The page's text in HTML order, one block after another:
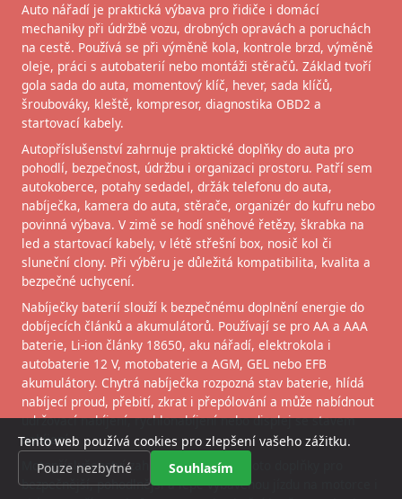
Auto nářadí je praktická výbava pro řidiče i domácí
mechaniky při údržbě vozu, drobných opravách a poruchách
na cestě. Používá se při výměně kola, kontrole brzd, výměně
oleje, práci s autobaterií nebo montáži stěračů. Základ tvoří
gola sada do auta, momentový klíč, hever, sada klíčů,
šroubováky, kleště, kompresor, diagnostika OBD2 a
startovací kabely.
Autopříslušenství zahrnuje praktické doplňky do auta pro
pohodlí, bezpečnost, údržbu i organizaci prostoru. Patří sem
autokoberce, potahy sedadel, držák telefonu do auta,
nabíječka, kamera do auta, stěrače, organizér do kufru nebo
povinná výbava. V zimě se hodí sněhové řetězy, škrabka na
led a startovací kabely, v létě střešní box, nosič kol či
sluneční clony. Při výběru je důležitá kompatibilita, kvalita a
bezpečné uchycení.
Nabíječky baterií slouží k bezpečnému doplnění energie do
dobíjecích článků a akumulátorů. Používají se pro AA a AAA
baterie, Li-ion články 18650, aku nářadí, elektrokola i
autobaterie 12 V, motobaterie a AGM, GEL nebo EFB
akumulátory. Chytrá nabíječka rozpozná stav baterie, hlídá
nabíjecí proud, přebití, zkrat i přepólování a může nabídnout
udržovací nabíjení, rychlonabíjení nebo displej se stavem
nabíjení.
Motopříslušenství zahrnuje praktické moto doplňky pro
bezpečnější, pohodlnější a lépe vybavenou jízdu na motorce i
Tento web používá cookies pro zlepšení vašeho zážitku.
Pouze nezbytné
Souhlasím